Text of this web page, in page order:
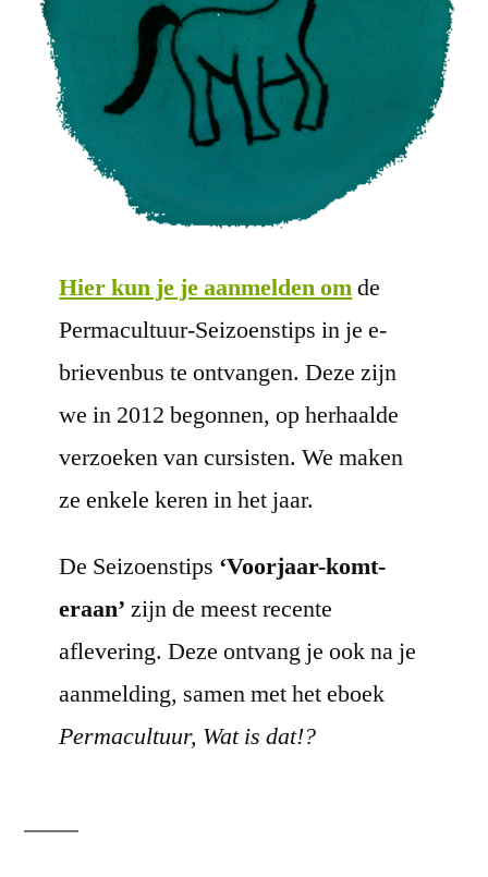
Hier kun je je aanmelden omde
Permacultuur-Seizoenstips in je e-
brievenbus te ontvangen. Deze zijn
we in 2012 begonnen, op herhaalde
verzoeken van cursisten. We maken
ze enkele keren in het jaar.
De Seizoenstips ‘Voorjaar-komt-
eraan’ zijn de meest recente
aflevering. Deze ontvang je ook na je
aanmelding, samen met het eboek
Permacultuur, Wat is dat!?